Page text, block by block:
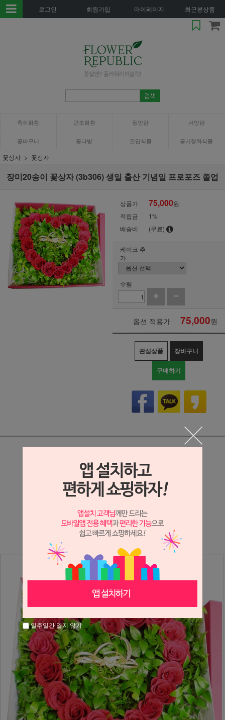
로그인 회원가입 마이페이지 최근본상품
축하화환 근조화환 동양란 서양란
꽃바구니 꽃다발 관엽식물 공기정화식물
꽃상자 꽃상자
장미20송이 꽃상자 (3b306) 생일 출산 기념일 프로포즈 졸업
상품가 75,000원
적립금
1%
배송비
(무료)
케이크 추
가
수량
옵션 적용가 75,000원
관심상품 장바구니
구매하기
상세정보 새창 열기
상세 정보를 확대해 보실 수 있습니다.
※ 필독해주세요 ※
장미는 시세 변동에 따라 가격이 달라질 수 있으니
문의 후 주문 바랍니다.
일주일간 열지 않기